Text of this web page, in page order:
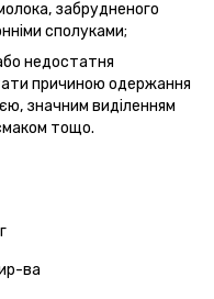
забрудненого
сполуками;
недостатня
причиною одержання
значним виділенням
тощо.
ва